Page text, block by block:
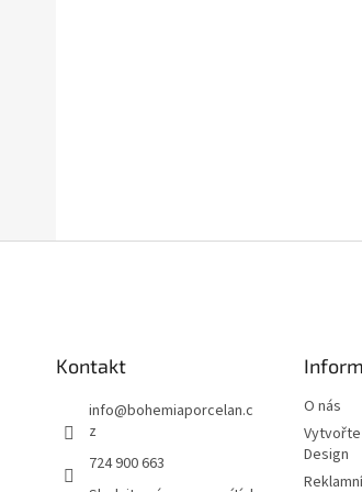
Kontakt
info@bohemiaporcelan.c
z
724 900 663
O nás
Design